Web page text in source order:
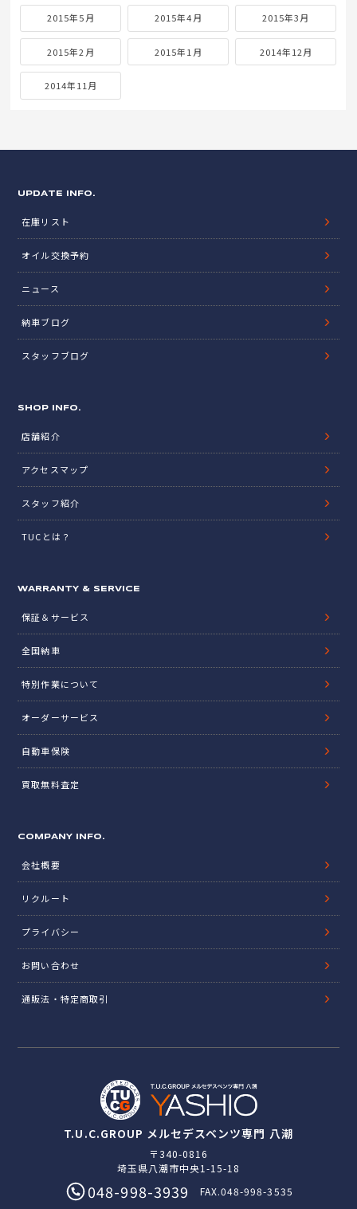
2015年5月 2015年4月 2015年3月
2015年2月 2015年1月 2014年12月
2014年11月
UPDATE INFO.
在庫リスト
オイル交換予約
ニュース
納車ブログ
スタッフブログ
SHOP INFO.
店舗紹介
アクセスマップ
スタッフ紹介
TUCとは？
WARRANTY & SERVICE
保証＆サービス
全国納車
特別作業について
オーダーサービス
自動車保険
買取無料査定
COMPANY INFO.
会社概要
リクルート
プライバシー
お問い合わせ
通販法・特定商取引
T.U.C.GROUP メルセデスベンツ専門 八潮
〒340-0816
埼玉県八潮市中央1-15-18
048-998-3939
FAX.048-998-3535